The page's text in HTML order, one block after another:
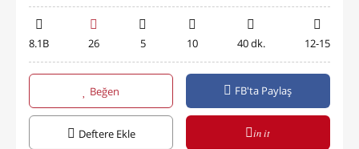
8.1B 26 5 10 40 dk. 12-15
Beğen FB'ta Paylaş
Deftere Ekle in it